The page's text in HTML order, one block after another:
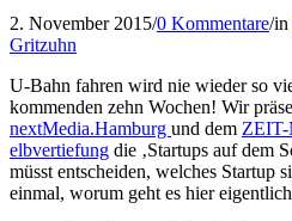
2. November 2015/0 Kommentare/in
Gritzuhn
U-Bahn fahren wird nie wieder so
kommenden zehn Wochen! Wir
nextMedia.Hamburg und dem ZEIT-
elbvertiefung die ‚Startups auf dem
müsst entscheiden, welches Startup
einmal, worum geht es hier